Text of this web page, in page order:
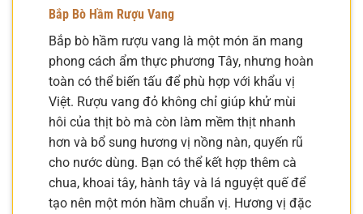
Bắp Bò Hầm Rượu Vang
Bắp bò hầm rượu vang là một món ăn mang
phong cách ẩm thực phương Tây, nhưng hoàn
toàn có thể biến tấu để phù hợp với khẩu vị
Việt. Rượu vang đỏ không chỉ giúp khử mùi
hôi của thịt bò mà còn làm mềm thịt nhanh
hơn và bổ sung hương vị nồng nàn, quyến rũ
cho nước dùng. Bạn có thể kết hợp thêm cà
chua, khoai tây, hành tây và lá nguyệt quế để
tạo nên một món hầm chuẩn vị. Hương vị đặc